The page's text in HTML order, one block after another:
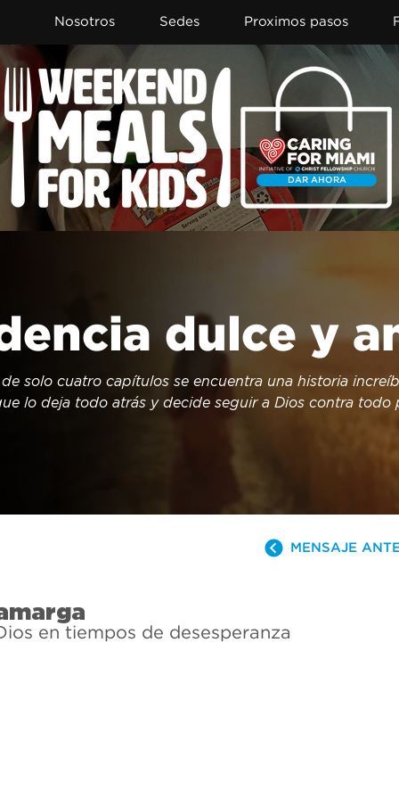
Nosotros Sedes Proximos pasos
DAR AHORA
dulce y
solo cuatro capítulos se encuentra una historia
lo deja todo atrás y decide seguir a Dios contra todo
de la historia para ver cómo respondió esta mujer y
MENSAJE
en tiempos de desesperanza